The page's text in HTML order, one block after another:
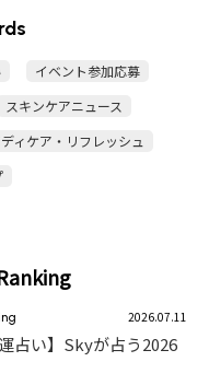
イベント参加応募
スキンケアニュース
ィケア・リフレッシュ
2026.07.11
占い】Skyが占う2026